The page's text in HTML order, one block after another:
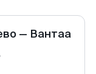
— Вантаа